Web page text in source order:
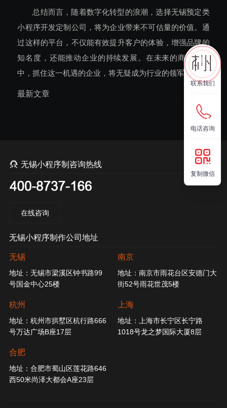
联系我们
电话咨询
复制微信
总结而言，随着数字化转型的浪潮，选择无锡预定类
小程序开发定制公司，将为企业带来不可估量的价值。通
过这样的平台，不仅能有效提升客户的体验，增强品牌的
知名度，还能推动企业的持续发展。在未来的商业竞争
中，抓住这一机遇的企业，将无疑成为行业的领军者。
最新文章
 无锡小程序制咨询热线
在线咨询
无锡小程序制作公司地址
无锡
地址：无锡市梁溪区钟书路99
号国金中心25楼
南京
地址：南京市雨花台区安德门大
街52号雨花世茂5楼
杭州
地址：杭州市拱墅区杭行路666
号万达广场B座17层
上海
地址：上海市长宁区长宁路
1018号龙之梦国际大厦8层
合肥
地址：合肥市蜀山区莲花路646
西50米尚泽大都会A座23层